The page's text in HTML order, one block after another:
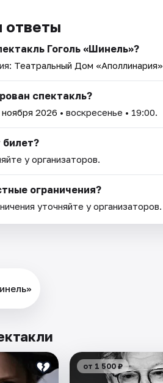
ответы
Гоголь «Шинель»?
Театральный Дом «Аполлинария»
спектакль?
2026 • воскресенье • 19:00.
билет?
у организаторов.
ограничения?
уточняйте у организаторов.
от 1 500 ₽